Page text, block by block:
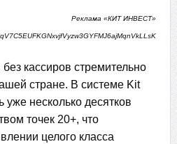
Реклама «КИТ ИНВЕСТ»
кассиров стремительно
стране. В системе Kit
несколько десятков
точек 20+, что
целого класса